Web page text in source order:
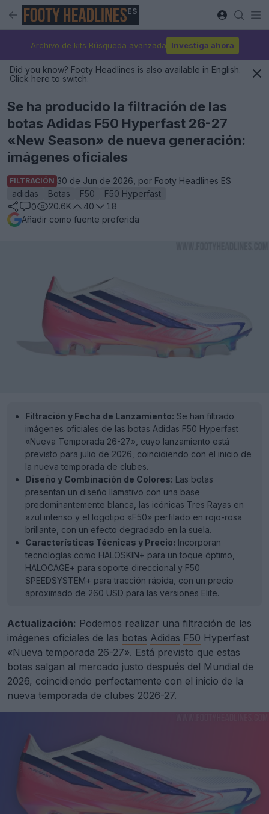
ES
Archivo de kits Búsqueda avanzada Investiga ahora
Did you know? Footy Headlines is also available in English.
Click here to switch.
Se ha producido la filtración de las
botas Adidas F50 Hyperfast 26-27
«New Season» de nueva generación:
imágenes oficiales
FILTRACIÓN 30 de Jun de 2026, por Footy Headlines ES
adidas
Botas F50
F50 Hyperfast
0
20.6K 40
18
Añadir como fuente preferida
Filtración y Fecha de Lanzamiento: Se han filtrado
imágenes oficiales de las botas Adidas F50 Hyperfast
«Nueva Temporada 26-27», cuyo lanzamiento está
previsto para julio de 2026, coincidiendo con el inicio de
la nueva temporada de clubes.
Diseño y Combinación de Colores: Las botas
presentan un diseño llamativo con una base
predominantemente blanca, las icónicas Tres Rayas en
azul intenso y el logotipo «F50» perfilado en rojo-rosa
brillante, con un efecto degradado en la suela.
Características Técnicas y Precio: Incorporan
tecnologías como HALOSKIN+ para un toque óptimo,
HALOCAGE+ para soporte direccional y F50
SPEEDSYSTEM+ para tracción rápida, con un precio
aproximado de 260 USD para las versiones Elite.
Actualización: Podemos realizar una filtración de las
imágenes oficiales de las botas Adidas F50 Hyperfast
«Nueva temporada 26-27». Está previsto que estas
botas salgan al mercado justo después del Mundial de
2026, coincidiendo perfectamente con el inicio de la
nueva temporada de clubes 2026-27.